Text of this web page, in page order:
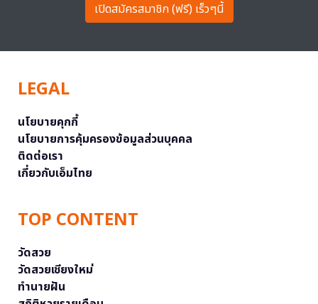
เปิดสมัครสมาชิก (ฟรี) เร็วๆนี้
LEGAL
นโยบายคุกกี้
นโยบายการคุ้มครองข้อมูลส่วนบุคคล
ติดต่อเรา
เกี่ยวกับเอ็มไทย
TOP CONTENT
วัดสวย
วัดสวยเชียงใหม่
ทำนายฝัน